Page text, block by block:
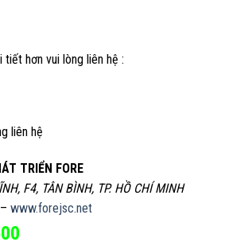
hơn vui lòng liên hệ :
liên hệ
TRIỂN FORE
F4, TÂN BÌNH, TP. HỒ CHÍ MINH
– www.forejsc.net